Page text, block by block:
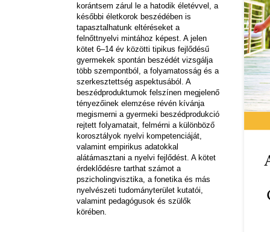
korántsem zárul le a hatodik életévvel, a
későbbi életkorok beszédében is
tapasztalhatunk eltéréseket a
felnőttnyelvi mintához képest. A jelen
kötet 6–14 év közötti tipikus fejlődésű
gyermekek spontán beszédét vizsgálja
több szempontból, a folyamatosság és a
szerkesztettség aspektusából. A
beszédproduktumok felszínen megjelenő
tényezőinek elemzése révén kívánja
megismerni a gyermeki beszédprodukció
rejtett folyamatait, felmérni a különböző
korosztályok nyelvi kompetenciáját,
valamint empirikus adatokkal
alátámasztani a nyelvi fejlődést. A kötet
érdeklődésre tarthat számot a
pszicholingvisztika, a fonetika és más
nyelvészeti tudományterület kutatói,
valamint pedagógusok és szülők
körében.